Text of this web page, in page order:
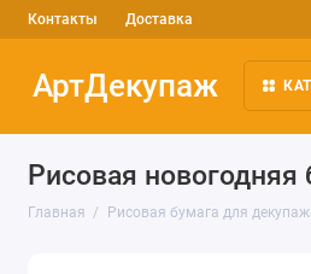
Контакты Доставка
АртДекупаж
Рисовая
Главная Рисовая бумага для